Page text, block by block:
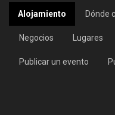
Alojamiento Dónde
Negocios Lugares
Publicar un evento